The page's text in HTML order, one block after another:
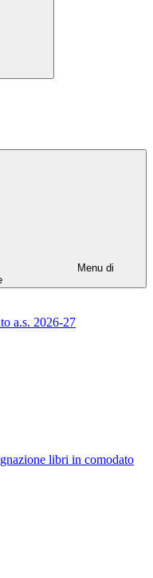
Menu di
a.s. 2026-27
libri in comodato